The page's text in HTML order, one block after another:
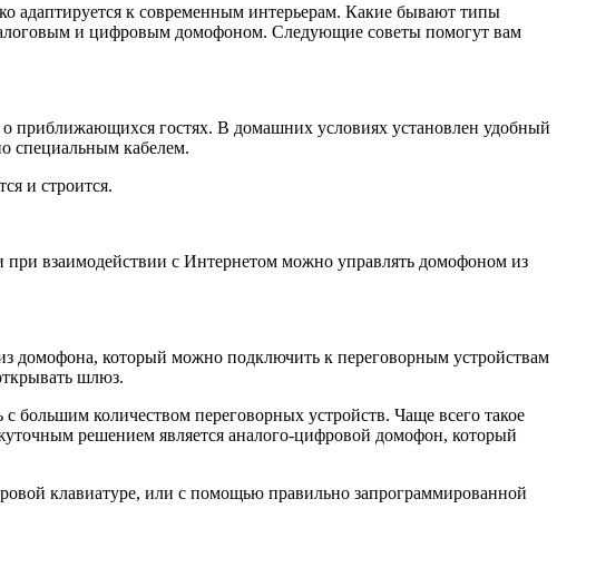
адаптируется к современным интерьерам. Какие бывают типы
и цифровым домофоном. Следующие советы помогут вам
приближающихся гостях. В домашних условиях установлен удобный
специальным кабелем.
и строится.
взаимодействии с Интернетом можно управлять домофоном из
который можно подключить к переговорным устройствам
шлюз.
количеством переговорных устройств. Чаще всего такое
решением является аналого-цифровой домофон, который
клавиатуре, или с помощью правильно запрограммированной